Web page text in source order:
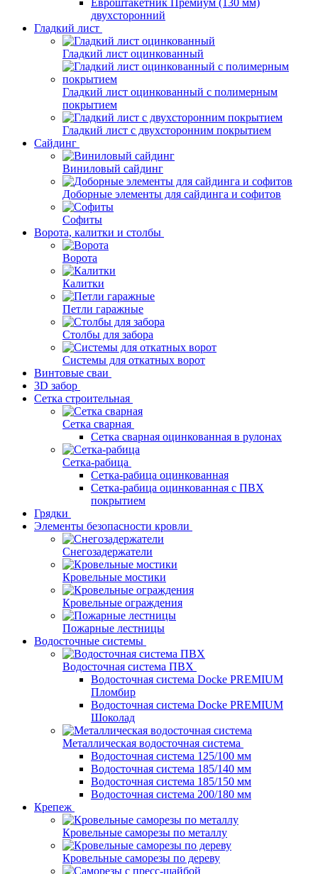
Евроштакетник Премиум (130 мм)
двухсторонний
Гладкий лист
Гладкий лист оцинкованный
Гладкий лист оцинкованный с полимерным
покрытием
Гладкий лист с двухсторонним покрытием
Сайдинг
Виниловый сайдинг
Доборные элементы для сайдинга и софитов
Софиты
Ворота, калитки и столбы
Ворота
Калитки
Петли гаражные
Столбы для забора
Системы для откатных ворот
Винтовые сваи
3D забор
Сетка строительная
Сетка сварная
Сетка сварная оцинкованная в рулонах
Сетка-рабица
Сетка-рабица оцинкованная
Сетка-рабица оцинкованная с ПВХ
покрытием
Грядки
Элементы безопасности кровли
Снегозадержатели
Кровельные мостики
Кровельные ограждения
Пожарные лестницы
Водосточные системы
Водосточная система ПВХ
Водосточная система Docke PREMIUM
Пломбир
Водосточная система Docke PREMIUM
Шоколад
Металлическая водосточная система
Водосточная система 125/100 мм
Водосточная система 185/140 мм
Водосточная система 185/150 мм
Водосточная система 200/180 мм
Крепеж
Кровельные саморезы по металлу
Кровельные саморезы по дереву